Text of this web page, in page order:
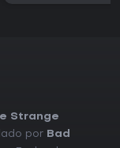
Strange
por Bad